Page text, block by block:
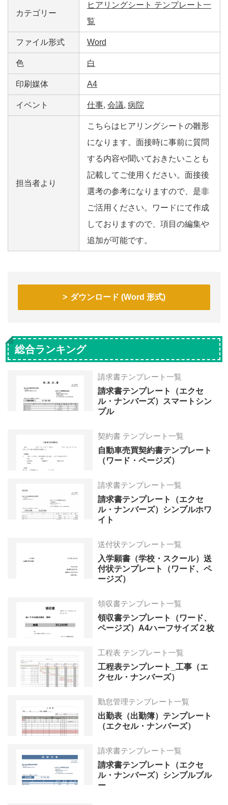
カテゴリー
ヒアリングシート テンプレート一
覧
ファイル形式 Word
色 白
印刷媒体 A4
イベント 仕事, 会議, 病院
担当者より
こちらはヒアリングシートの雛形
になります。面接時に事前に質問
する内容や聞いておきたいことも
記載してご使用ください。面接後
選考の参考になりますので、是非
ご活用ください。ワードにて作成
しておりますので、項目の編集や
追加が可能です。
ダウンロード (Word 形式)
総合ランキング
請求書テンプレート一覧
請求書テンプレート（エクセ
ル・ナンバーズ）スマートシン
プル
契約書 テンプレート一覧
自動車売買契約書テンプレート
（ワード・ページズ）
請求書テンプレート一覧
請求書テンプレート（エクセ
ル・ナンバーズ）シンプルホワ
イト
送付状テンプレート一覧
入学願書（学校・スクール）送
付状テンプレート（ワード、ペ
ージズ）
領収書テンプレート一覧
領収書テンプレート（ワード、
ページズ）A4ハーフサイズ２枚
工程表 テンプレート一覧
工程表テンプレート_工事（エ
クセル・ナンバーズ）
勤怠管理テンプレート一覧
出勤表（出勤簿）テンプレート
（エクセル・ナンバーズ）
請求書テンプレート一覧
請求書テンプレート（エクセ
ル・ナンバーズ）シンプルブル
ー